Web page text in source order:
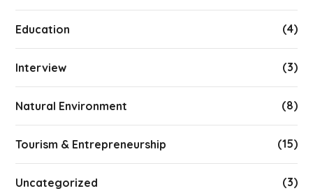
Education (4)
Interview (3)
Natural Environment (8)
Tourism & Entrepreneurship (15)
Uncategorized (3)